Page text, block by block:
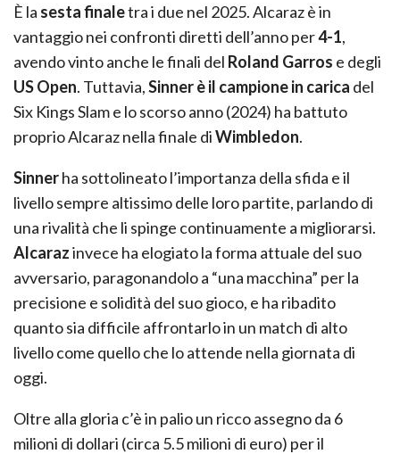
È la sesta finaletra i due nel 2025. Alcaraz è in
vantaggio nei confronti diretti dell’anno per4-1,
avendo vinto anche le finali del Roland Garros e degli
US Open. Tuttavia,Sinner è il campione in carica del
Six Kings Slam e lo scorso anno (2024) ha battuto
proprio Alcaraz nella finale diWimbledon.
Sinnerha sottolineato l’importanza della sfida e il
livello sempre altissimo delle loro partite, parlando di
una rivalità che li spinge continuamente a migliorarsi.
Alcarazinvece ha elogiato la forma attuale del suo
avversario, paragonandolo a “una macchina” per la
precisione e solidità del suo gioco, e ha ribadito
quanto sia difficile affrontarlo in un match di alto
livello come quello che lo attende nella giornata di
oggi.
Oltre alla gloria c’è in palio un ricco assegno da 6
milioni di dollari (circa 5.5 milioni di euro) per il